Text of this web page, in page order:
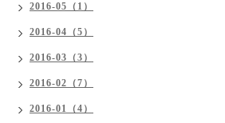
2016-05（1）
2016-04（5）
2016-03（3）
2016-02（7）
2016-01（4）